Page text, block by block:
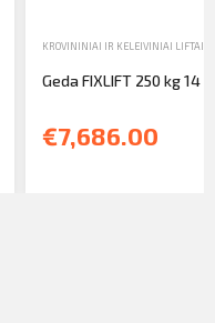
PARDAVIMASKROVININIAI IR KELEIVINIAI LIFTAI
Geda FIXLIFT 250 kg 14 m
€7,686.00